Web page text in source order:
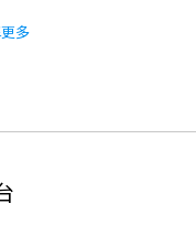
多